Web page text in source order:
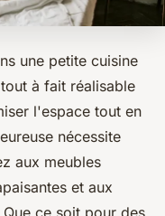
une petite cuisine
à fait réalisable
l'espace tout en
nécessite
aux meubles
et aux